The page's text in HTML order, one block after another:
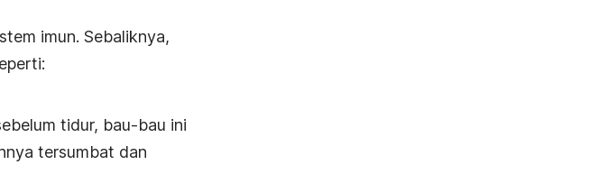
imun. Sebaliknya,
tidur, bau-bau ini
tersumbat dan